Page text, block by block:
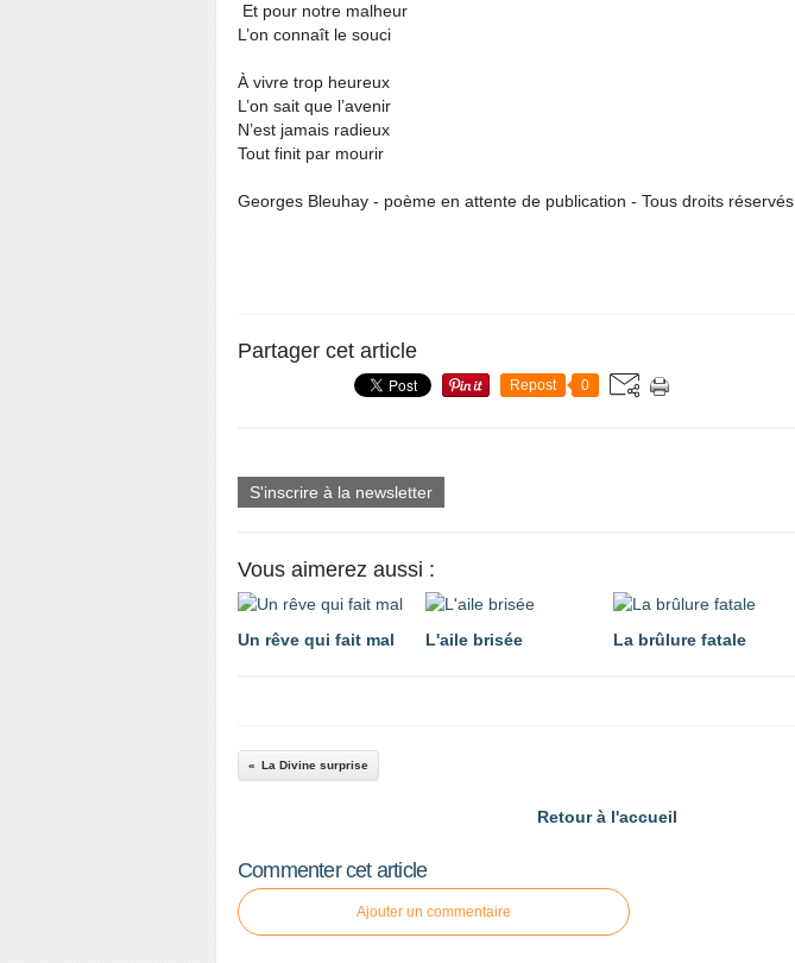
Et pour notre malheur
L’on connaît le souci
À vivre trop heureux
L’on sait que l’avenir
N’est jamais radieux
Tout finit par mourir
Georges Bleuhay - poème en attente de publication - Tous droits réservés
Partager cet article
Repost 0
S'inscrire à la newsletter
Vous aimerez aussi :
Un rêve qui fait mal L'aile brisée La brûlure fatale
La Divine surprise
Retour à l'accueil
Commenter cet article
Ajouter un commentaire